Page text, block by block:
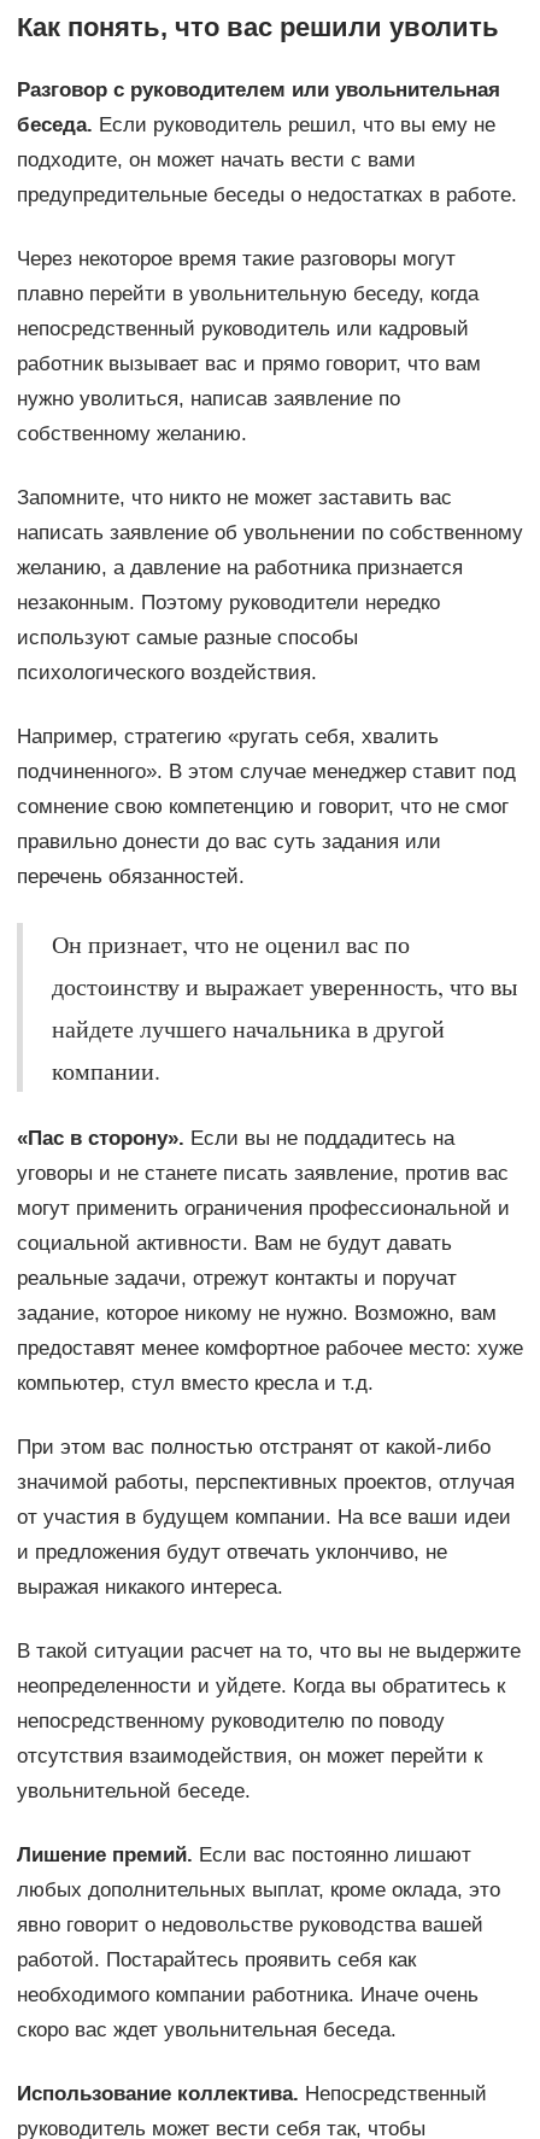
Как понять, что вас решили уволить
Разговор с руководителем или увольнительная
беседа. Если руководитель решил, что вы ему не
подходите, он может начать вести с вами
предупредительные беседы о недостатках в работе.
Через некоторое время такие разговоры могут
плавно перейти в увольнительную беседу, когда
непосредственный руководитель или кадровый
работник вызывает вас и прямо говорит, что вам
нужно уволиться, написав заявление по
собственному желанию.
Запомните, что никто не может заставить вас
написать заявление об увольнении по собственному
желанию, а давление на работника признается
незаконным. Поэтому руководители нередко
используют самые разные способы
психологического воздействия.
Например, стратегию «ругать себя, хвалить
подчиненного». В этом случае менеджер ставит под
сомнение свою компетенцию и говорит, что не смог
правильно донести до вас суть задания или
перечень обязанностей.
Он признает, что не оценил вас по
достоинству и выражает уверенность, что вы
найдете лучшего начальника в другой
компании.
«Пас в сторону». Если вы не поддадитесь на
уговоры и не станете писать заявление, против вас
могут применить ограничения профессиональной и
социальной активности. Вам не будут давать
реальные задачи, отрежут контакты и поручат
задание, которое никому не нужно. Возможно, вам
предоставят менее комфортное рабочее место: хуже
компьютер, стул вместо кресла и т.д.
При этом вас полностью отстранят от какой-либо
значимой работы, перспективных проектов, отлучая
от участия в будущем компании. На все ваши идеи
и предложения будут отвечать уклончиво, не
выражая никакого интереса.
В такой ситуации расчет на то, что вы не выдержите
неопределенности и уйдете. Когда вы обратитесь к
непосредственному руководителю по поводу
отсутствия взаимодействия, он может перейти к
увольнительной беседе.
Лишение премий. Если вас постоянно лишают
любых дополнительных выплат, кроме оклада, это
явно говорит о недовольстве руководства вашей
работой. Постарайтесь проявить себя как
необходимого компании работника. Иначе очень
скоро вас ждет увольнительная беседа.
Использование коллектива. Непосредственный
руководитель может вести себя так, чтобы